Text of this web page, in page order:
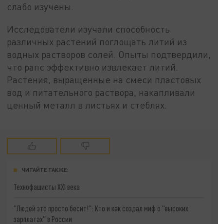
слабо изучены.
Исследователи изучали способность
различных растений поглощать литий из
водных растворов солей. Опыты подтвердили,
что рапс эффективно извлекает литий.
Растения, выращенные на смеси пластовых
вод и питательного раствора, накапливали
ценный металл в листьях и стеблях.
ЧИТАЙТЕ ТАКЖЕ:
Технофашисты XXI века
"Людей это просто бесит!": Кто и как создал миф о "высоких
зарплатах" в России